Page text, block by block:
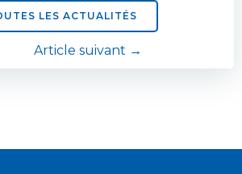
LES ACTUALITÉS
Article suivant →